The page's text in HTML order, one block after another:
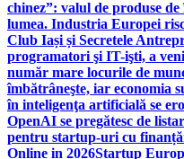
chinez”: valul de produse
lumea. Industria Europei
Club Iași și Secretele
programatori şi IT-işti, a
număr mare locurile de
îmbătrâneşte, iar economia
în inteligenţa artificială se
OpenAI se pregătesc de
pentru startup-uri cu
Online in 2026Startup